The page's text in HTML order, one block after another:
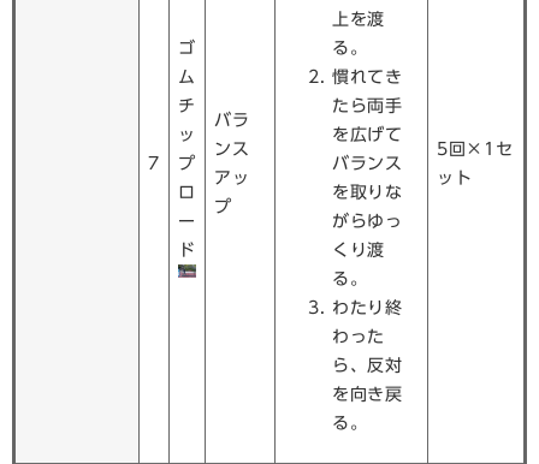
7
ゴ
ム
チ
ッ
プ
ロ
ー
ド
バラ
ンス
アッ
プ
上を渡
る。
慣れてき
たら両手
を広げて
バランス
を取りな
がらゆっ
くり渡
る。
わたり終
わった
ら、反対
を向き戻
る。
5回×1セ
ット